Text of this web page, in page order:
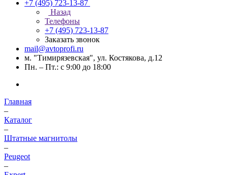
+7 (495) 723-13-87
Назад
Телефоны
+7 (495) 723-13-87
Заказать звонок
mail@avtoprofi.ru
м. "Тимирязевская", ул. Костякова, д.12
Пн. – Пт.: с 9:00 до 18:00
Главная
–
Каталог
–
Штатные магнитолы
–
Peugeot
–